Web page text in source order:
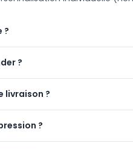
?
?
livraison ?
?